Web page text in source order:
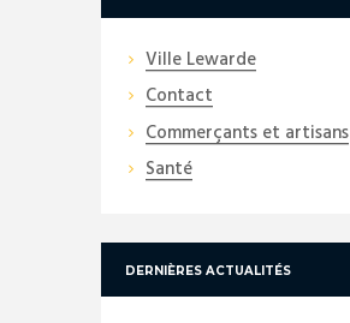
Ville Lewarde
Contact
Commerçants et artisans
Santé
DERNIÈRES ACTUALITÉS